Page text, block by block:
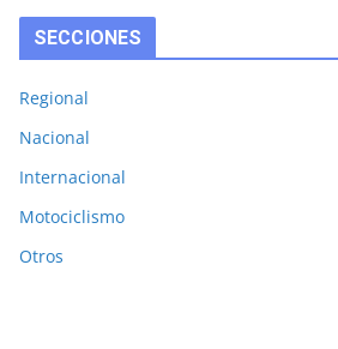
SECCIONES
Regional
Nacional
Internacional
Motociclismo
Otros